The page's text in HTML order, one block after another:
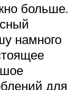
больше.
намного
для